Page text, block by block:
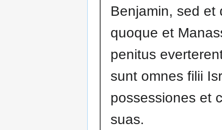
Benjamin, sed et
quoque et
penitus
sunt omnes filii
possessiones et
suas.